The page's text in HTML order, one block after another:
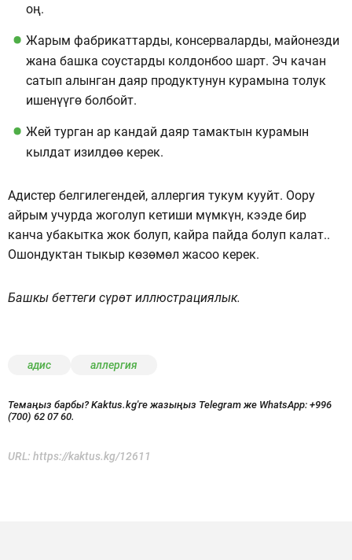
оң.
Жарым фабрикаттарды, консерваларды, майонезди
жана башка соустарды колдонбоо шарт. Эч качан
сатып алынган даяр продуктунун курамына толук
ишенүүгө болбойт.
Жей турган ар кандай даяр тамактын курамын
кылдат изилдөө керек.
Адистер белгилегендей, аллергия тукум кууйт. Оору
айрым учурда жоголуп кетиши мүмкүн, кээде бир
канча убакытка жок болуп, кайра пайда болуп калат..
Ошондуктан тыкыр көзөмөл жасоо керек.
Башкы беттеги сүрөт иллюстрациялык.
адис аллергия
Темаңыз барбы? Kaktus.kg'ге жазыңыз Telegram же WhatsApp: +996
(700) 62 07 60.
URL: https://kaktus.kg/12611